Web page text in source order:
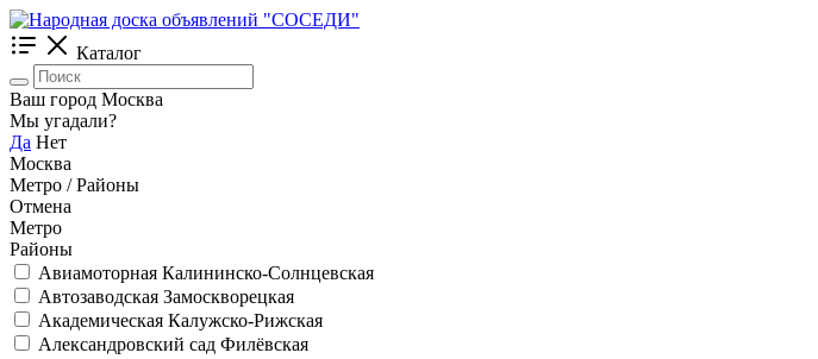
Каталог
Ваш город Москва
Мы угадали?
Да Нет
Москва
Метро / Районы
Отмена
Метро
Районы
Авиамоторная Калининско-Солнцевская
Автозаводская Замоскворецкая
Академическая Калужско-Рижская
Александровский сад Филёвская